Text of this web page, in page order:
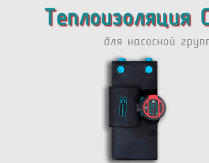
Теплоизоляция
для насосной